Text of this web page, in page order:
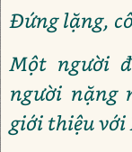
Đứng lặng,
Một người
người nặng
giới thiệu với